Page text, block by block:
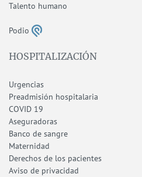
Talento humano
Podio
HOSPITALIZACIÓN
Urgencias
Preadmisión hospitalaria
COVID 19
Aseguradoras
Banco de sangre
Maternidad
Derechos de los pacientes
Aviso de privacidad